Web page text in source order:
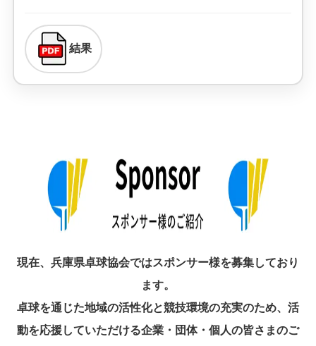
結果
現在、兵庫県卓球協会ではスポンサー様を募集しており
ます。
卓球を通じた地域の活性化と競技環境の充実のため、活
動を応援していただける企業・団体・個人の皆さまのご